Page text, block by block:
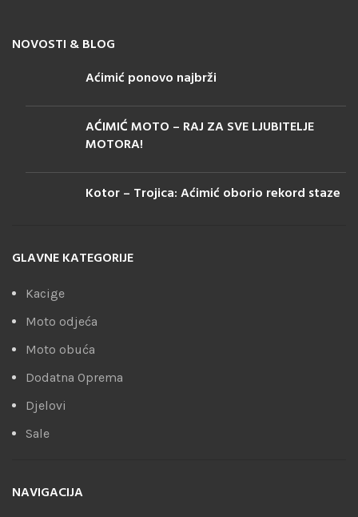
NOVOSTI & BLOG
Aćimić ponovo najbrži
AĆIMIĆ MOTO – RAJ ZA SVE LJUBITELJE
MOTORA!
Kotor – Trojica: Aćimić oborio rekord staze
GLAVNE KATEGORIJE
Kacige
Moto odjeća
Moto obuća
Dodatna Oprema
Djelovi
Sale
NAVIGACIJA